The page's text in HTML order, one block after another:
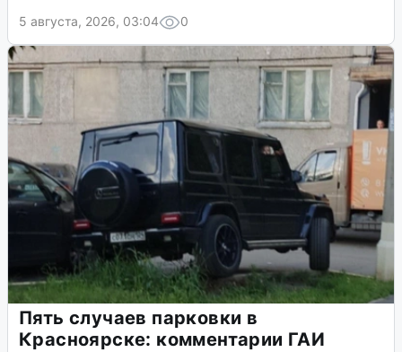
5 августа, 2026, 03:04
0
Пять случаев парковки в
Красноярске: комментарии ГАИ